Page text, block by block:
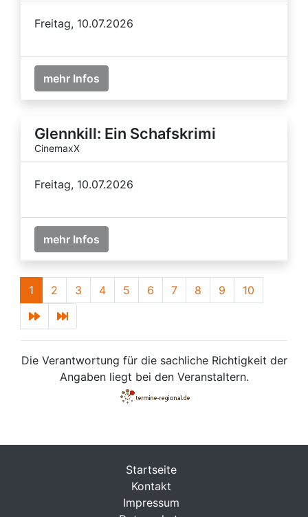
Freitag, 10.07.2026
mehr Infos
Glennkill: Ein Schafskrimi
CinemaxX
Freitag, 10.07.2026
mehr Infos
1 2 3 4 5 6 7 8 9 10
Die Verantwortung für die sachliche Richtigkeit der
Angaben liegt bei den Veranstaltern.
Startseite
Kontakt
Impressum